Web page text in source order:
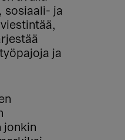
sosiaali- ja
ja
jonkin